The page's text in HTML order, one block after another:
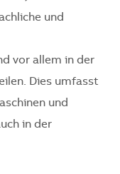
und
vor allem in der
Dies umfasst
und
in der